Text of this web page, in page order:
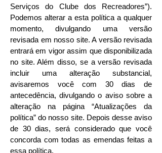
Serviços do Clube dos Recreadores”).
Podemos alterar a esta política a qualquer
momento, divulgando uma versão
revisada em nosso site. A versão revisada
entrará em vigor assim que disponibilizada
no site. Além disso, se a versão revisada
incluir uma alteração substancial,
avisaremos você com 30 dias de
antecedência, divulgando o aviso sobre a
alteração na página “Atualizações da
política” do nosso site. Depois desse aviso
de 30 dias, será considerado que você
concorda com todas as emendas feitas a
essa política.